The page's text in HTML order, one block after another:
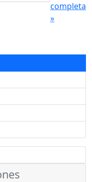
completa
»